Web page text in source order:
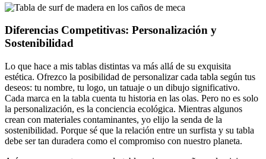
Diferencias Competitivas: Personalización y
Sostenibilidad
Lo que hace a mis tablas distintas va más allá de su exquisita
estética. Ofrezco la posibilidad de personalizar cada tabla según tus
deseos: tu nombre, tu logo, un tatuaje o un dibujo significativo.
Cada marca en la tabla cuenta tu historia en las olas. Pero no es solo
la personalización, es la conciencia ecológica. Mientras algunos
crean con materiales contaminantes, yo elijo la senda de la
sostenibilidad. Porque sé que la relación entre un surfista y su tabla
debe ser tan duradera como el compromiso con nuestro planeta.